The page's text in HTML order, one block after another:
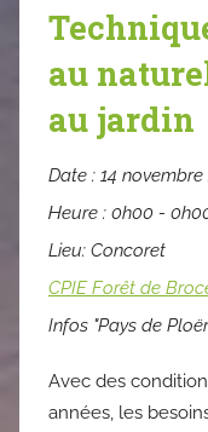
au
au jardin
Date : 14
Heure : 0h00 -
Lieu: Concoret
CPIE Forêt de
Infos "Pays de
Avec des
années, les